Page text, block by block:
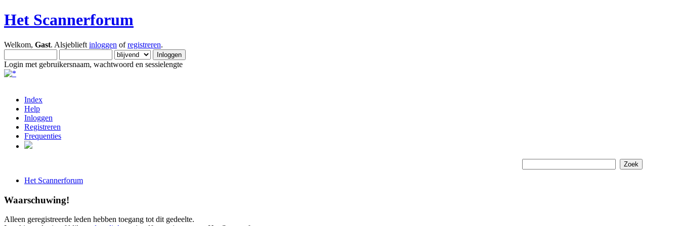
Het Scannerforum
Welkom, Gast. Alsjeblieft inloggen ofregistreren.
Login met gebruikersnaam, wachtwoord en sessielengte
Index
Help
Inloggen
Registreren
Frequenties
Het Scannerforum
Waarschuwing!
Alleen geregistreerde leden hebben toegang tot dit gedeelte.